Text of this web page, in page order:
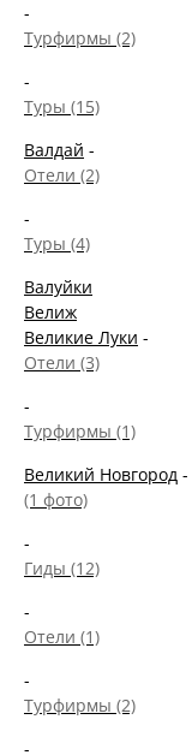
-
Турфирмы (2)
-
Туры (15)
Валдай -
Отели (2)
-
Туры (4)
Валуйки
Велиж
Великие Луки -
Отели (3)
-
Турфирмы (1)
Великий Новгород -
(1 фото)
-
Гиды (12)
-
Отели (1)
-
Турфирмы (2)
-